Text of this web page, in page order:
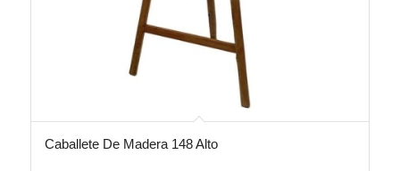
Caballete De Madera 148 Alto